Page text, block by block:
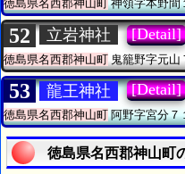
徳島県名西郡神山町神領字本野間
52 立岩神社 [Detail]
徳島県名西郡神山町 鬼籠野字元山
53 龍王神社 [Detail]
徳島県名西郡神山町阿野字宮分７
徳島県名西郡神山町